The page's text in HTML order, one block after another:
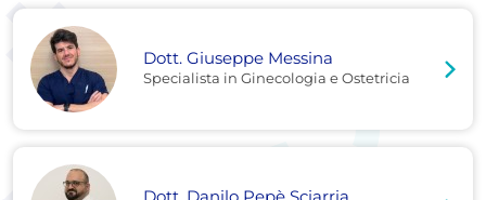
Dott. Giuseppe Messina
Specialista in Ginecologia e Ostetricia